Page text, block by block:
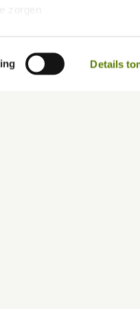
zorgen
Details